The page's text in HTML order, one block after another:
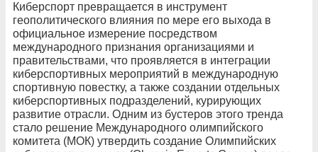
Киберспорт превращается в инструмент
геополитического влияния по мере его выхода в
официальное измерение посредством
международного признания организациями и
правительствами, что проявляется в интеграции
киберспортивных мероприятий в международную
спортивную повестку, а также создании отдельных
киберспортивных подразделений, курирующих
развитие отрасли. Одним из бустеров этого тренда
стало решение Международного олимпийского
комитета (МОК) утвердить создание Олимпийских